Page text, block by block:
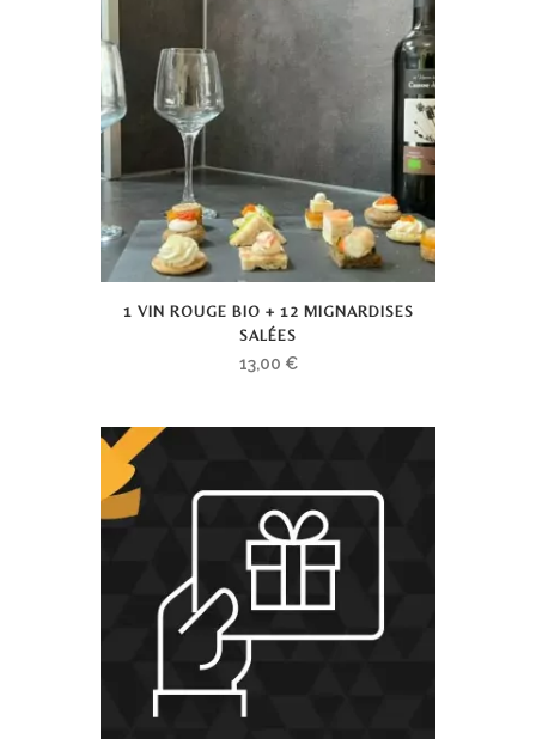
1 VIN ROUGE BIO + 12 MIGNARDISES
SALÉES
13,00 €